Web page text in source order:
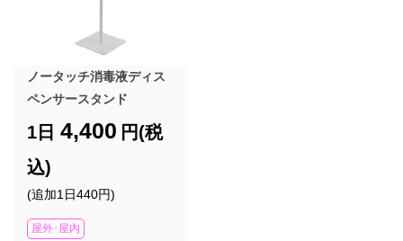
ノータッチ消毒液ディス
ペンサースタンド
1日 4,400 円(税
込)
(追加1日440円)
屋外･屋内